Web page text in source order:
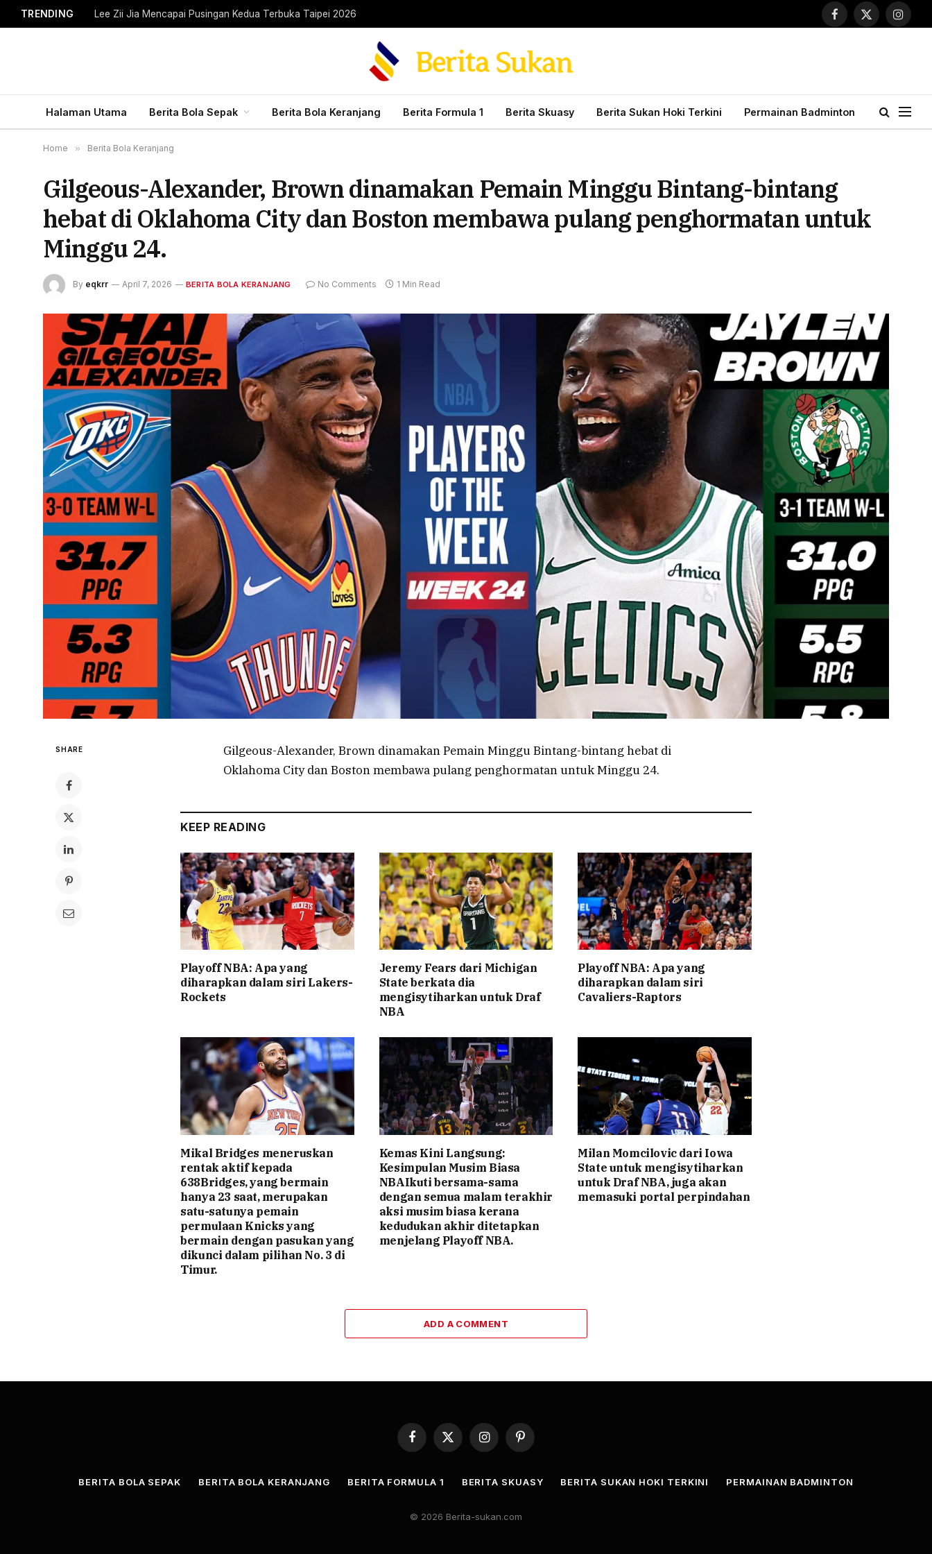
TRENDING Lee Zii Jia Mencapai Pusingan Kedua Terbuka Taipei 2026
Facebook
X
Halaman Utama Berita Bola Sepak Berita Bola Keranjang Berita Formula 1 Berita Skuasy Berita Sukan Hoki Terkini Permainan Badminton
Home » Berita Bola Keranjang
Gilgeous-Alexander, Brown dinamakan Pemain Minggu Bintang-bintang
hebat di Oklahoma City dan Boston membawa pulang penghormatan untuk
Minggu 24.
By eqkrr April 7, 2026 BERITA BOLA KERANJANG No Comments 1 Min Read
SHARE
Gilgeous-Alexander, Brown dinamakan Pemain Minggu Bintang-bintang hebat di
Oklahoma City dan Boston membawa pulang penghormatan untuk Minggu 24.
KEEP READING
Playoff NBA: Apa yang
diharapkan dalam siri Lakers-
Rockets
Jeremy Fears dari Michigan
State berkata dia
mengisytiharkan untuk Draf
NBA
Playoff NBA: Apa yang
diharapkan dalam siri
Cavaliers-Raptors
Mikal Bridges meneruskan
rentak aktif kepada
638Bridges, yang bermain
hanya 23 saat, merupakan
satu-satunya pemain
permulaan Knicks yang
bermain dengan pasukan yang
dikunci dalam pilihan No. 3 di
Timur.
Kemas Kini Langsung:
Kesimpulan Musim Biasa
NBAIkuti bersama-sama
dengan semua malam terakhir
aksi musim biasa kerana
kedudukan akhir ditetapkan
menjelang Playoff NBA.
Milan Momcilovic dari Iowa
State untuk mengisytiharkan
untuk Draf NBA, juga akan
memasuki portal perpindahan
ADD A COMMENT
Facebook
X
InstagramPinterest
BERITA BOLA SEPAK BERITA BOLA KERANJANG BERITA FORMULA 1 BERITA SKUASY BERITA SUKAN HOKI TERKINI PERMAINAN BADMINTON
© 2026 Berita-sukan.com